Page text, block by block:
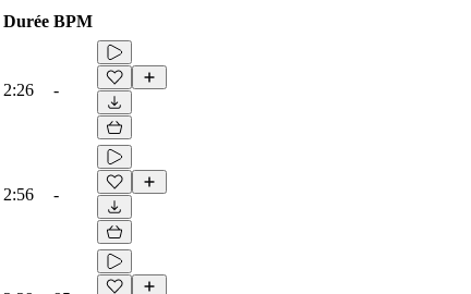
Durée BPM
2:26 -
2:56 -